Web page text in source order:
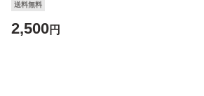
送料無料
2,500円